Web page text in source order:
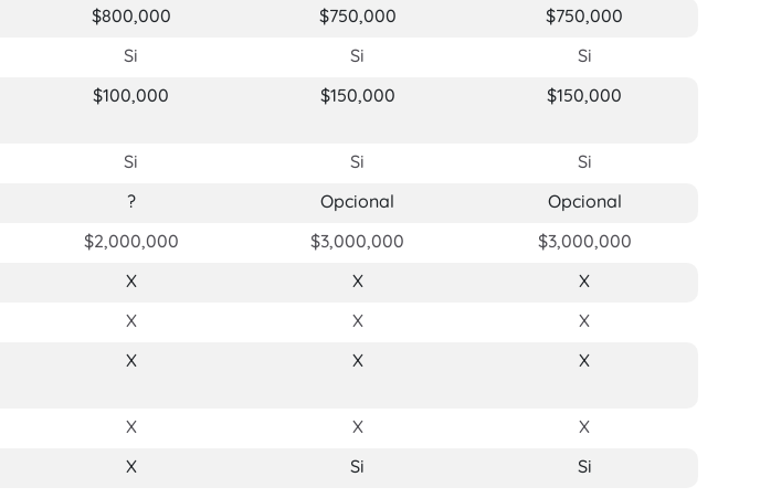
$800,000 $750,000
$750,000
Si Si
Si
$100,000 $150,000 $150,000
Si Si
Si
? Opcional
Opcional
$2,000,000 $3,000,000
$3,000,000
X X
X
X X
X
X X X
X X
X
X Si Si